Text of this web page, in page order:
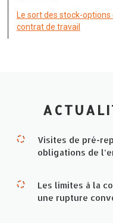
Le sort des stock-
contrat de travail
Visites de pré-
obligations de
Les limites à la
une rupture